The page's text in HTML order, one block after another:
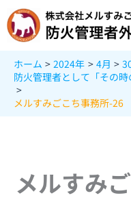
容
を
ホーム 2024年 4月
防火管理者として「その
メルすみごこち事務所-26
メルすみ